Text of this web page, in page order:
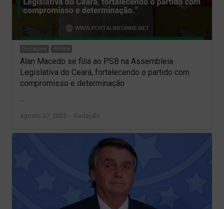
Destaques Política
Alan Macedo se filia ao PSB na Assembleia
Legislativa do Ceará, fortalecendo o partido com
compromisso e determinação
agosto 27, 2023 Author
Redação